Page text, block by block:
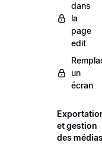
dans
la
page
edit
un
écran
et gestion
des